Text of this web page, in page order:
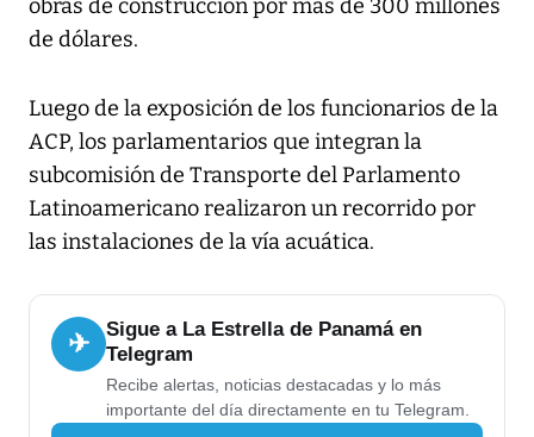
obras de construcción por más de 300 millones
de dólares.
Luego de la exposición de los funcionarios de la
ACP, los parlamentarios que integran la
subcomisión de Transporte del Parlamento
Latinoamericano realizaron un recorrido por
las instalaciones de la vía acuática.
✈
Sigue a La Estrella de Panamá en
Telegram
Recibe alertas, noticias destacadas y lo más
importante del día directamente en tu Telegram.